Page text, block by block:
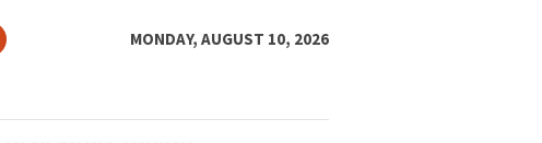
MONDAY, AUGUST 10, 2026